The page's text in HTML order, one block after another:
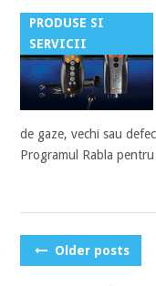
PRODUSE SI
SERVICII
de gaze, vechi sau
Programul Rabla
POSTS
Older posts